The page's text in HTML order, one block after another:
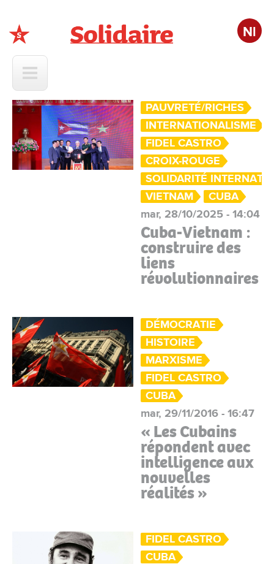
Nl
PAUVRETÉ/RICHES
INTERNATIONALISME
FIDEL CASTRO
CROIX-ROUGE
SOLIDARITÉ
VIETNAM
CUBA
mar, 28/10/2025 - 14:04
Cuba-Vietnam :
construire des
liens
révolutionnaires
DÉMOCRATIE
HISTOIRE
MARXISME
FIDEL CASTRO
CUBA
mar, 29/11/2016 - 16:47
« Les Cubains
répondent avec
intelligence aux
nouvelles
réalités »
FIDEL CASTRO
CUBA